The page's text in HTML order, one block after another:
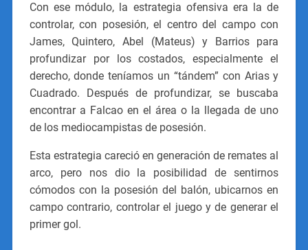
Con ese módulo, la estrategia ofensiva era la de
controlar, con posesión, el centro del campo con
James, Quintero, Abel (Mateus) y Barrios para
profundizar por los costados, especialmente el
derecho, donde teníamos un “tándem” con Arias y
Cuadrado. Después de profundizar, se buscaba
encontrar a Falcao en el área o la llegada de uno
de los mediocampistas de posesión.
Esta estrategia careció en generación de remates al
arco, pero nos dio la posibilidad de sentirnos
cómodos con la posesión del balón, ubicarnos en
campo contrario, controlar el juego y de generar el
primer gol.